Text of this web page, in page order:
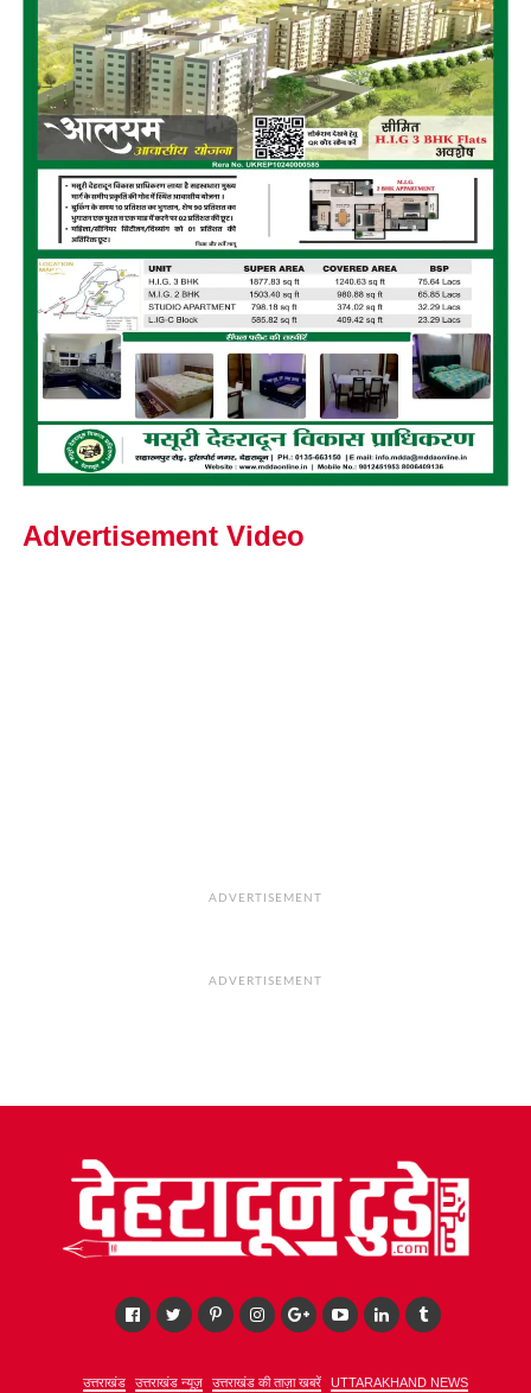
Advertisement Video
ADVERTISEMENT
ADVERTISEMENT
उत्तराखंड उत्तराखंड न्यूज़ उत्तराखंड की ताज़ा खबरें UTTARAKHAND NEWS